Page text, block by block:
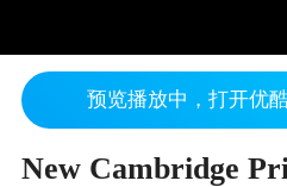
预览播放中，打开优